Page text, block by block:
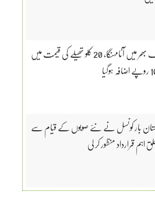
ملک بھر میں آٹامہنگا، 20 کلو تھیلے کی قیمت میں
بار کونسل نے نئے صوبوں کے قیام سے
اہم قرارداد منظور کر لی